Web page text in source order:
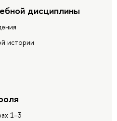
дисциплины
истории
1–3